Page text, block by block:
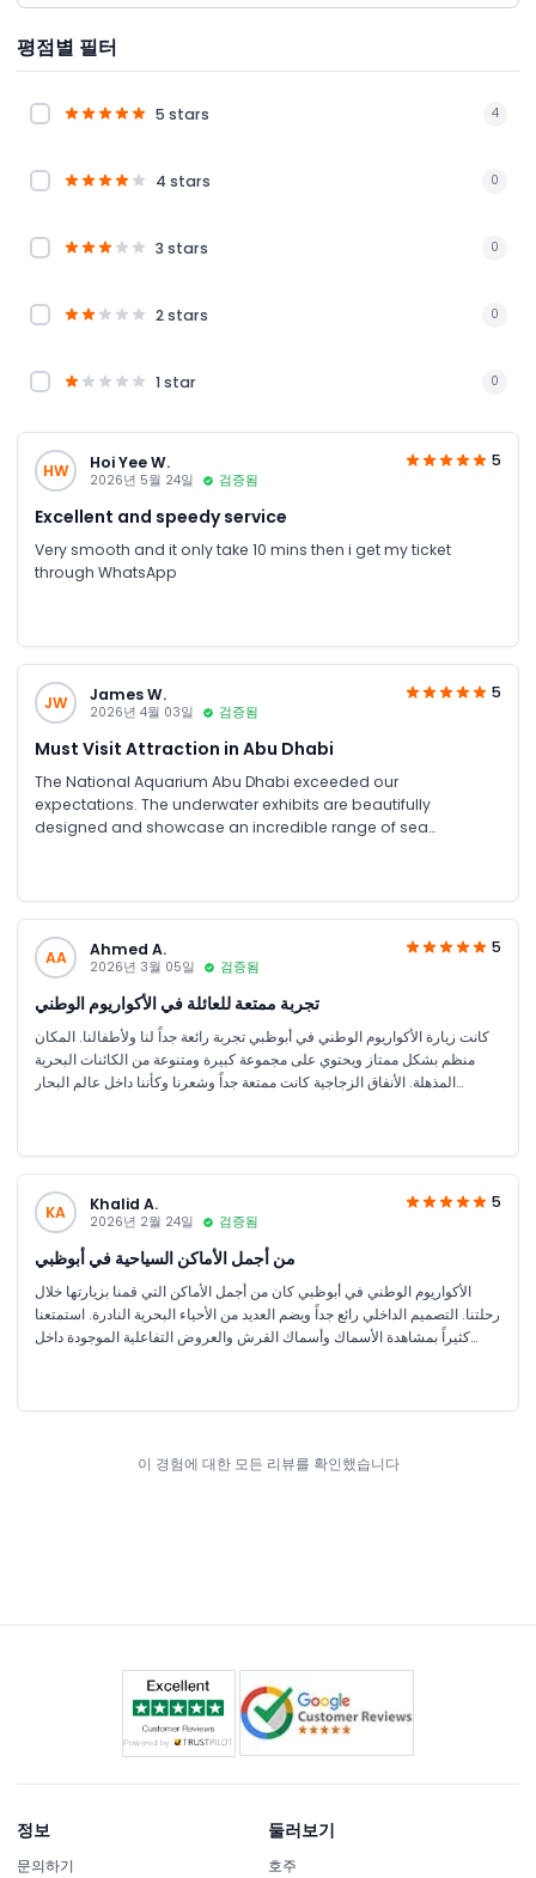
평점별 필터
5 stars 4
4 stars 0
3 stars 0
2 stars 0
1 star 0
HW Hoi Yee W.
2026년 5월 24일 검증됨
5
Excellent and speedy service
Very smooth and it only take 10 mins then i get my ticket
through WhatsApp
JW James W.
2026년 4월 03일 검증됨
5
Must Visit Attraction in Abu Dhabi
The National Aquarium Abu Dhabi exceeded our
expectations. The underwater exhibits are beautifully
designed and showcase an incredible range of sea
informative at the same time. Definitely one of the best
attractions to visit with family and friends.
AA
Ahmed A.
2026년 3월 05일 검증됨
5
تجربة ممتعة للعائلة في الأكواريوم الوطني
كانت زيارة الأكواريوم الوطني في أبوظبي تجربة رائعة جداً لنا ولأطفالنا. المكان
منظم بشكل ممتاز ويحتوي على مجموعة كبيرة ومتنوعة من الكائنات البحرية
المذهلة. الأنفاق الزجاجية كانت ممتعة جداً وشعرنا وكأننا داخل عالم البحار
KA Khalid A.
2026년 2월 24일 검증됨
5
من أجمل الأماكن السياحية في أبوظبي
الأكواريوم الوطني في أبوظبي كان من أجمل الأماكن التي قمنا بزيارتها خلال
رحلتنا. التصميم الداخلي رائع جداً ويضم العديد من الأحياء البحرية النادرة. استمتعنا
كثيراً بمشاهدة الأسماك وأسماك القرش والعروض التفاعلية الموجودة داخل
이 경험에 대한 모든 리뷰를 확인했습니다
정보
문의하기
둘러보기
호주